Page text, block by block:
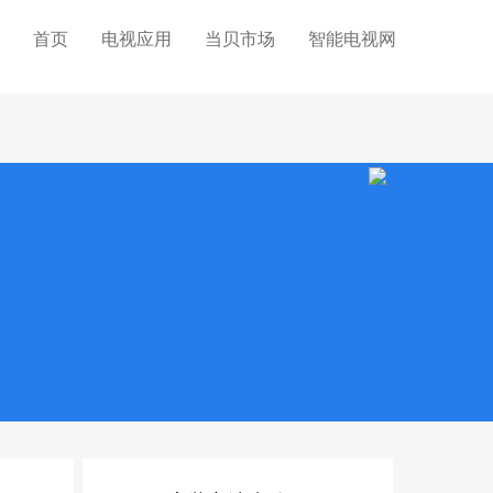
首页 电视应用 当贝市场 智能电视网